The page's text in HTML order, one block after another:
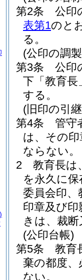
第2条
公印
表第1のと
る。
(公印の調
第3条
公印
下「教育
する。
(旧印の引
第4条
管守
は、その
ならない。
2
教育長は
を永久に
委員会印、
印章及び
きは、裁
(公印台帳)
第5条
教育
棄の都度
ない。